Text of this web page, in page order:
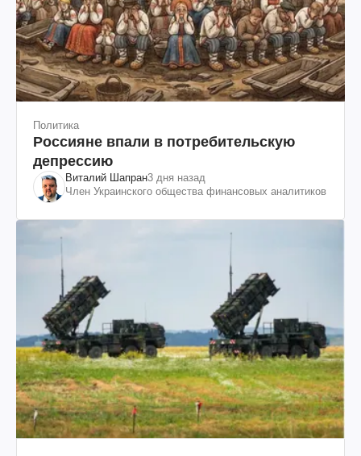
Политика
Россияне впали в потребительскую
депрессию
Виталий Шапран3 дня назад
Член Украинского общества финансовых аналитиков